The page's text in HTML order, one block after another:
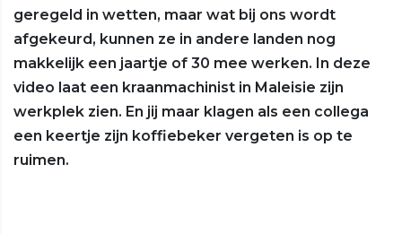
geregeld in wetten, maar wat bij ons wordt
afgekeurd, kunnen ze in andere landen nog
makkelijk een jaartje of 30 mee werken. In deze
video laat een kraanmachinist in Maleisie zijn
werkplek zien. En jij maar klagen als een collega
een keertje zijn koffiebeker vergeten is op te
ruimen.